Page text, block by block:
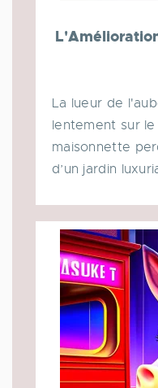
La lueur de
lentement sur
maisonnette
d’un jardin